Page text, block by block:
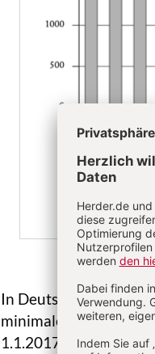
In Deutschland
minimalen
1.1.2017 auf 8,84 €